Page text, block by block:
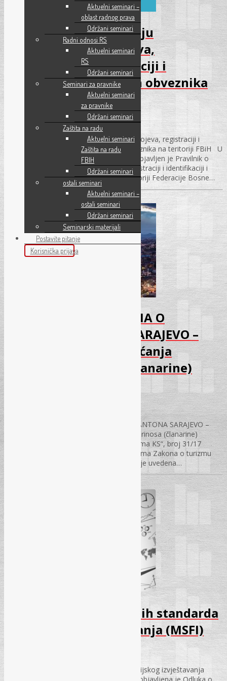
Pravilnik o dodjeljivanju
identifikacionih brojeva,
registraciji i identifikaciji i
evidencijama poreznih obveznika
na teritoriji FBiH
Pravilnik o dodjeljivanju identifikacionih brojeva, registraciji i
identifikaciji i evidencijama poreznih obveznika na teritoriji FBiH U
„Službenim novinama FBiH“, broj 69/17 objavljen je Pravilnik o
dodjeljivanju identifikacionih brojeva, registraciji i identifikaciji i
evidencijama poreznih obveznika na teritoriji Federacije Bosne…
NOVO: IZMJENE ZAKONA O
TURIZMU KANTONA SARAJEVO –
propisana obaveza plaćanja
članskog doprinosa (članarine)
NOVO: IZMJENE ZAKONA O TURIZMU KANTONA SARAJEVO –
propisana obaveza plaćanja članskog doprinosa (članarine)
Turističkoj zajednici! U „Službenim novinama KS“, broj 31/17
objavljen je Zakon o izmjenama i dopunama Zakona o turizmu
(„Službene novine KS“, broj 19/16), kojim je uvedena…
Primjena Međunarodnih standarda
finansijskog izvještavanja (MSFI)
Primjena Međunarodnih standarda finansijskog izvještavanja
Aktuelni seminari –
oblast radnog prava
Održani seminari
Radni odnosi RS
Aktuelni seminari
RS
Održani seminari
Seminari za pravnike
Aktuelni seminari
za pravnike
Održani seminari
Zaštita na radu
Aktuelni seminari
Zaštita na radu
FBIH
Održani seminari
ostali seminari
Aktuelni seminari –
ostali seminari
Održani seminari
Seminarski materijali
Postavite pitanje
Korisnička prijava